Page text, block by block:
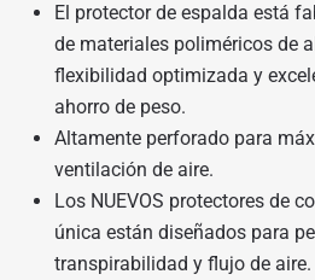
El protector de espalda está
de materiales poliméricos de
flexibilidad optimizada y
ahorro de peso.
Altamente perforado para
ventilación de aire.
Los NUEVOS protectores de
única están diseñados para
transpirabilidad y flujo de aire.